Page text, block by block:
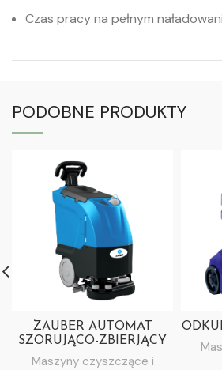
Czas pracy na pełnym
PODOBNE PRODUKTY
ZAUBER AUTOMAT
SZORUJĄCO-ZBIERJĄCY
ZB 24B Li-ion TECH
Maszyny czyszczące i